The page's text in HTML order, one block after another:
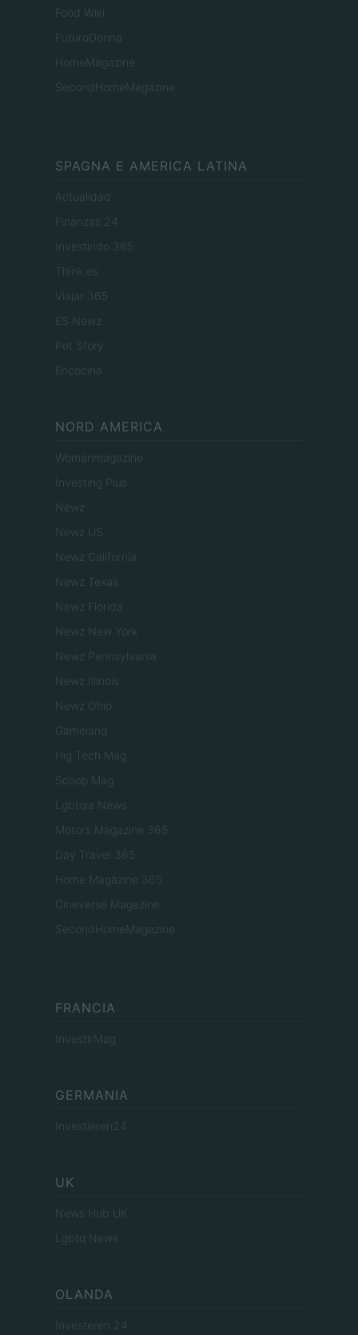
Food Wiki
FuturoDonna
HomeMagazine
SecondHomeMagazine
SPAGNA E AMERICA LATINA
Actualidad
Finanzas 24
Investindo 365
Think.es
Viajar 365
ES Newz
Pet Story
Encocina
NORD AMERICA
Womanmagazine
Investing Plus
Newz
Newz US
Newz California
Newz Texas
Newz Florida
Newz New York
Newz Pennsylvania
Newz Illinois
Newz Ohio
Gameland
Hig Tech Mag
Scoop Mag
Lgbtqia News
Motors Magazine 365
Day Travel 365
Home Magazine 365
Cineverse Magazine
SecondHomeMagazine
FRANCIA
InvestirMag
GERMANIA
Investieren24
UK
News Hub UK
Lgbtq News
OLANDA
Investeren 24